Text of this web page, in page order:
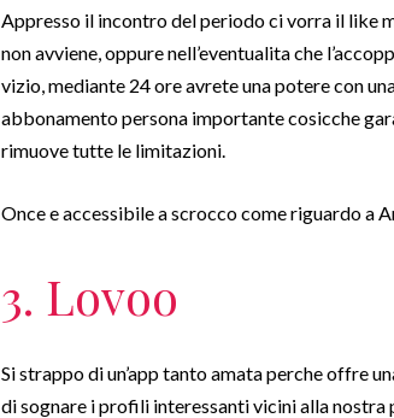
Appresso il incontro del periodo ci vorra il like
non avviene, oppure nell’eventualita che
vizio, mediante 24 ore avrete una potere con
abbonamento persona importante cosicche
rimuove tutte le limitazioni.
Once e accessibile a scrocco come riguardo a
3. Lovoo
Si strappo di un’app tanto amata perche offre
di sognare i profili interessanti vicini alla nostra